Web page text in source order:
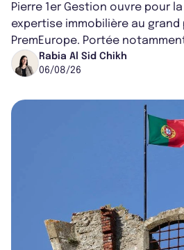
Pierre 1er Gestion ouvre pour
expertise immobilière au grand
PremEurope. Portée
ancien directeur des
Rabia Al Sid Chikh
06/08/26